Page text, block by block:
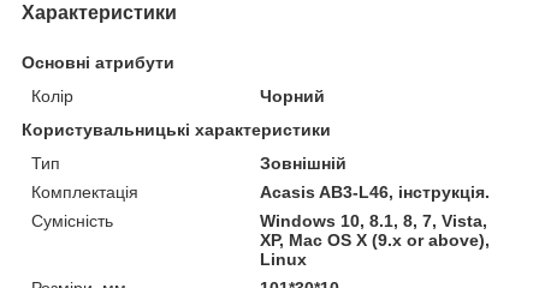
Характеристики
Основні атрибути
Колір
Чорний
Користувальницькі характеристики
Тип
Зовнішній
Комплектація
Acasis AB3-L46, інструкція.
Сумісність
Windows 10, 8.1, 8, 7, Vista,
XP, Mac OS X (9.x or above),
Linux